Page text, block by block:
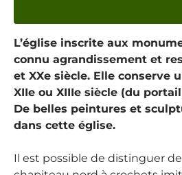
L’église inscrite aux
connu agrandissement et
et XXe siècle. Elle conserve
XIIe ou XIIIe siècle (du
De belles peintures et
dans cette église.
Il est possible de distinguer